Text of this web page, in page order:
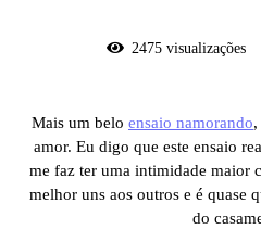
2475 visualizações
Mais um belo ensaio namorando
amor. Eu digo que este ensaio
me faz ter uma intimidade maior
melhor uns aos outros e é quase
do